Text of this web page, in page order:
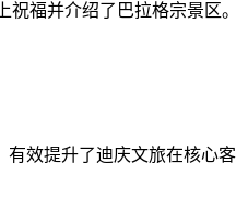
福并介绍了巴拉格宗景区
效提升了迪庆文旅在核心